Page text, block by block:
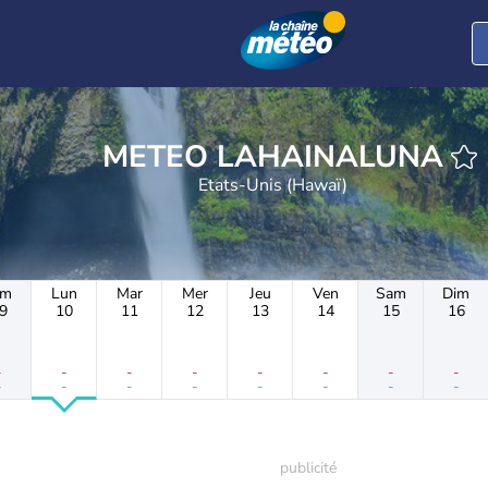
METEO LAHAINALUNA
Etats-Unis (Hawaï)
Lun
10
-
-
Mar
11
-
-
Mer
12
-
-
Jeu
13
-
-
Ven
14
-
-
Sam
15
-
-
Dim
16
-
-